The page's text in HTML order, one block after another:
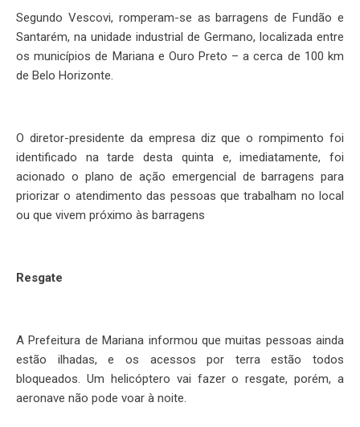
Segundo Vescovi, romperam-se as barragens de Fundão e
Santarém, na unidade industrial de Germano, localizada entre
os municípios de Mariana e Ouro Preto – a cerca de 100 km
de Belo Horizonte.
O diretor-presidente da empresa diz que o rompimento foi
identificado na tarde desta quinta e, imediatamente, foi
acionado o plano de ação emergencial de barragens para
priorizar o atendimento das pessoas que trabalham no local
ou que vivem próximo às barragens
Resgate
A Prefeitura de Mariana informou que muitas pessoas ainda
estão ilhadas, e os acessos por terra estão todos
bloqueados. Um helicóptero vai fazer o resgate, porém, a
aeronave não pode voar à noite.